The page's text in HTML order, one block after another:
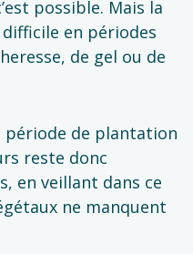
possible. Mais la
en périodes
de gel ou de
période de plantation
reste donc
en veillant dans ce
ne manquent